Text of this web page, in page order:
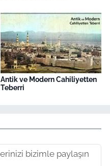
Antik ve Modern Cahiliyetten
Teberri